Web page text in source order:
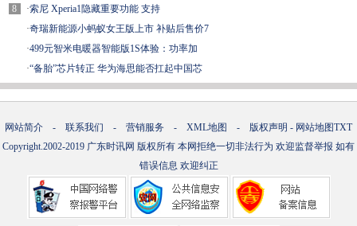
8
·索尼 Xperia1隐藏重要功能 支持
·奇瑞新能源小蚂蚁女王版上市 补贴后售价7
·499元智米电暖器智能版1S体验：功率加
·“备胎”芯片转正 华为海思能否扛起中国芯
网站简介 - 联系我们 - 营销服务 - XML地图 - 版权声明 - 网站地图TXT
Copyright.2002-2019 广东时讯网 版权所有 本网拒绝一切非法行为 欢迎监督举报 如有
错误信息 欢迎纠正